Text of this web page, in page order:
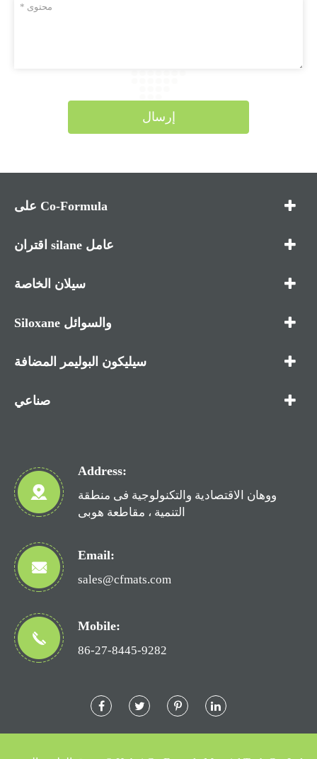
إرسال
على Co-Formula
اقتران silane عامل
سيلان الخاصة
Siloxane والسوائل
سيليكون البوليمر المضافة
صناعي
Address:
ووهان الاقتصادية والتكنولوجية فى منطقة
التنمية ، مقاطعة هوبى
Email:
sales@cfmats.com
Mobile:
86-27-8445-9282